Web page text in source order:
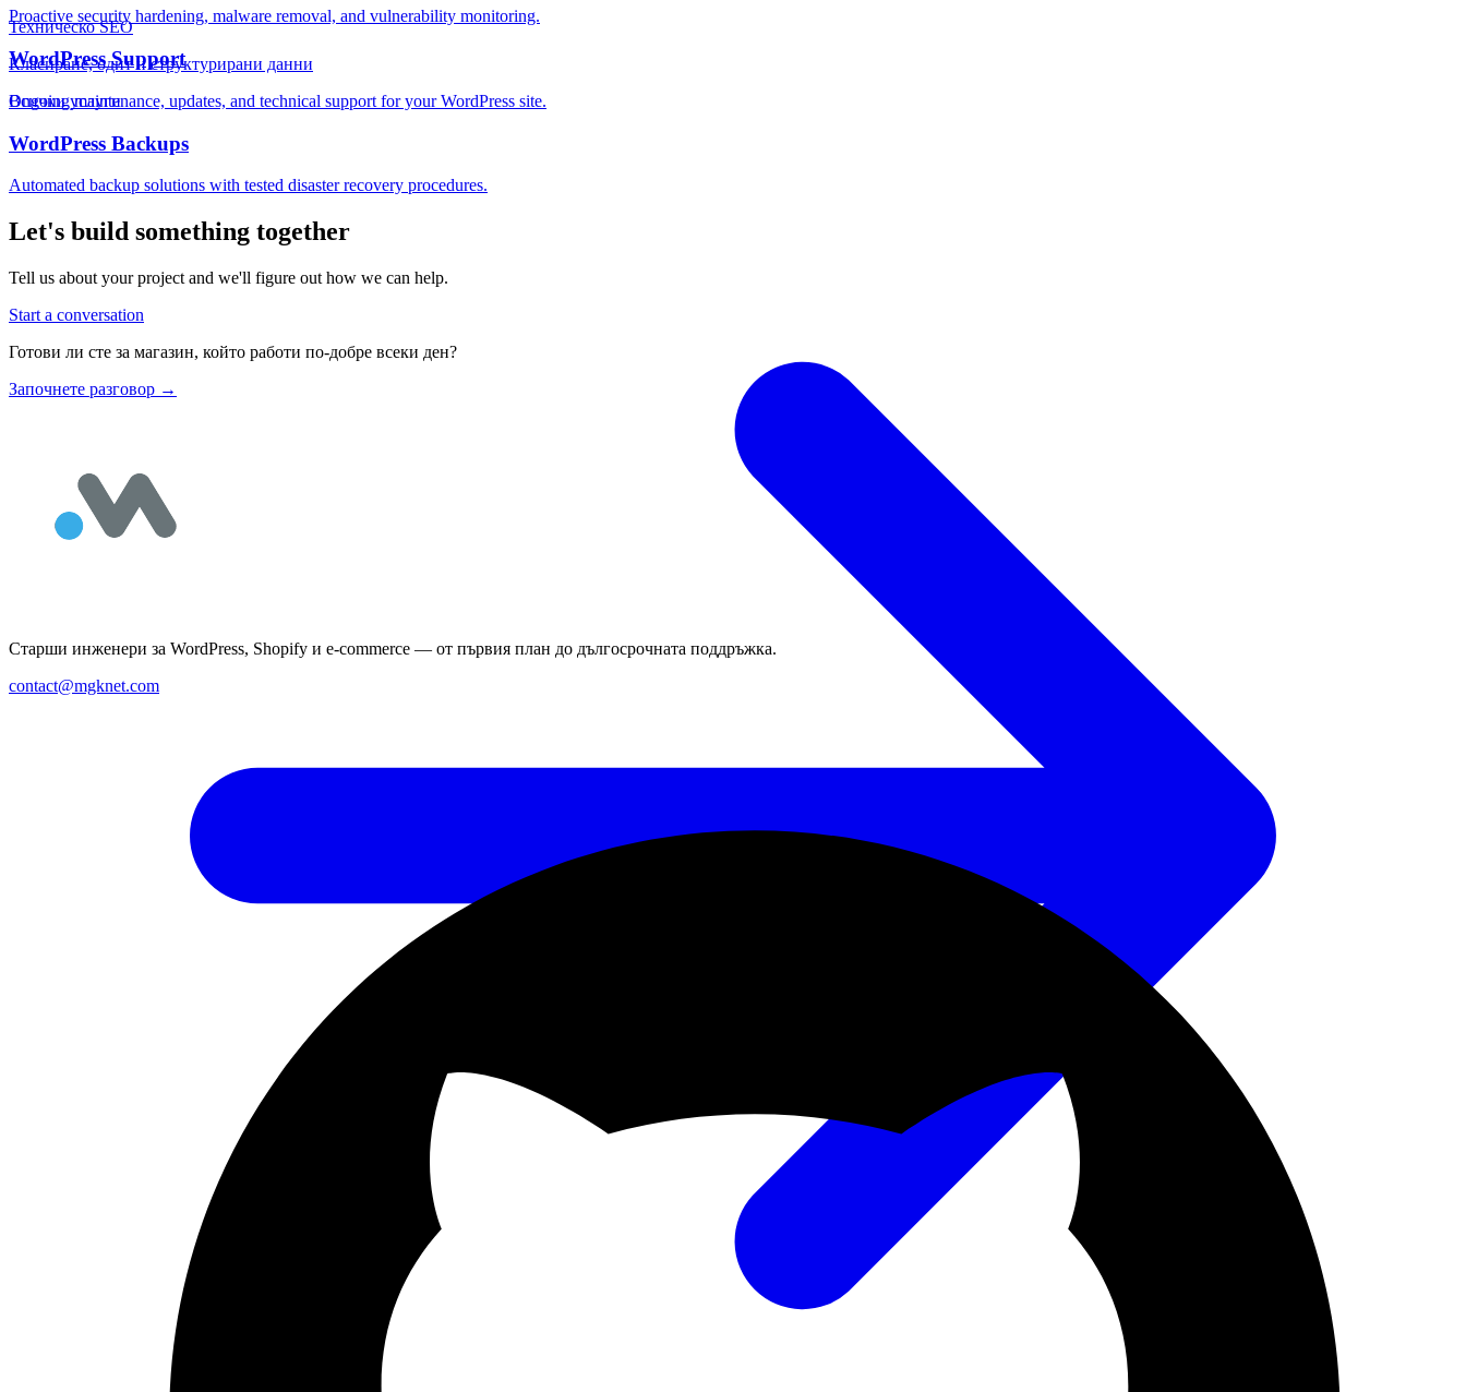
Техническо SEO
Класиране, одит и структурирани данни
Всички услуги
Proactive security hardening, malware removal, and vulnerability monitoring.
WordPress Support
Ongoing maintenance, updates, and technical support for your WordPress site.
WordPress Backups
Automated backup solutions with tested disaster recovery procedures.
Let's build something together
Tell us about your project and we'll figure out how we can help.
Start a conversation
Готови ли сте за магазин, който работи по-добре всеки ден?
Започнете разговор →
Старши инженери за WordPress, Shopify и e-commerce — от първия план до дългосрочната поддръжка.
contact@mgknet.com